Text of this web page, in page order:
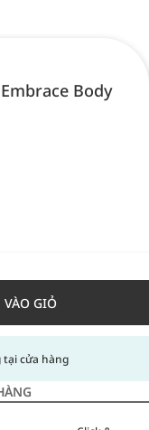
Body
VÀO GIỎ
cửa hàng